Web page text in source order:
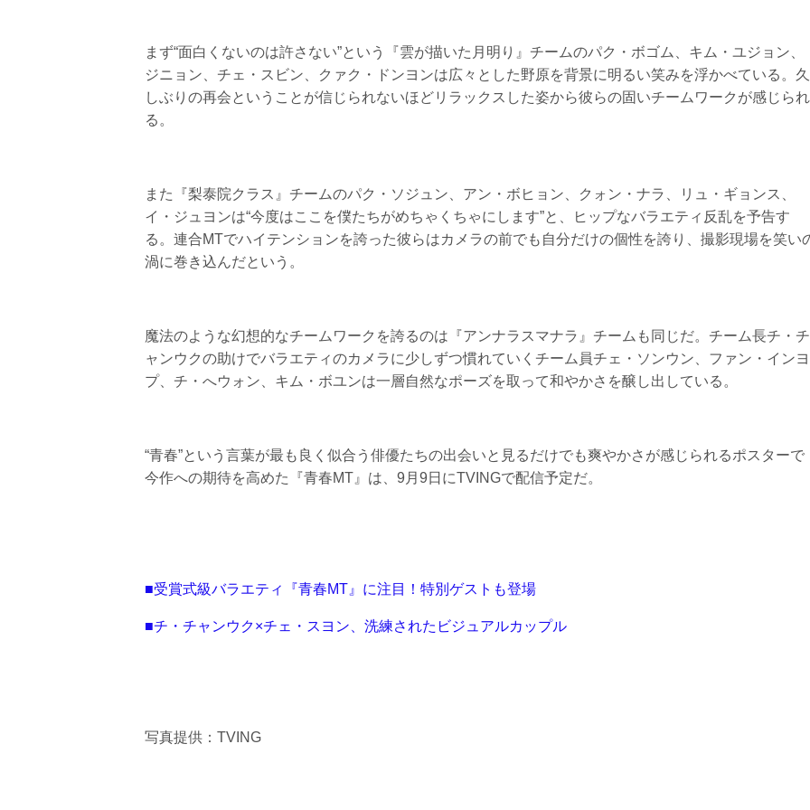
まず“面白くないのは許さない”という『雲が描いた月明り』チームのパク・ボゴム、キム・ユジョン、
ジニョン、チェ・スビン、クァク・ドンヨンは広々とした野原を背景に明るい笑みを浮かべている。久
しぶりの再会ということが信じられないほどリラックスした姿から彼らの固いチームワークが感じられ
る。
また『梨泰院クラス』チームのパク・ソジュン、アン・ボヒョン、クォン・ナラ、リュ・ギョンス、
イ・ジュヨンは“今度はここを僕たちがめちゃくちゃにします”と、ヒップなバラエティ反乱を予告す
る。連合MTでハイテンションを誇った彼らはカメラの前でも自分だけの個性を誇り、撮影現場を笑い
渦に巻き込んだという。
魔法のような幻想的なチームワークを誇るのは『アンナラスマナラ』チームも同じだ。チーム長チ・チ
ャンウクの助けでバラエティのカメラに少しずつ慣れていくチーム員チェ・ソンウン、ファン・インヨ
プ、チ・へウォン、キム・ボユンは一層自然なポーズを取って和やかさを醸し出している。
“青春”という言葉が最も良く似合う俳優たちの出会いと見るだけでも爽やかさが感じられるポスターで
今作への期待を高めた『青春MT』は、9月9日にTVINGで配信予定だ。
■受賞式級バラエティ『青春MT』に注目！特別ゲストも登場
■チ・チャンウク×チェ・スヨン、洗練されたビジュアルカップル
写真提供：TVING